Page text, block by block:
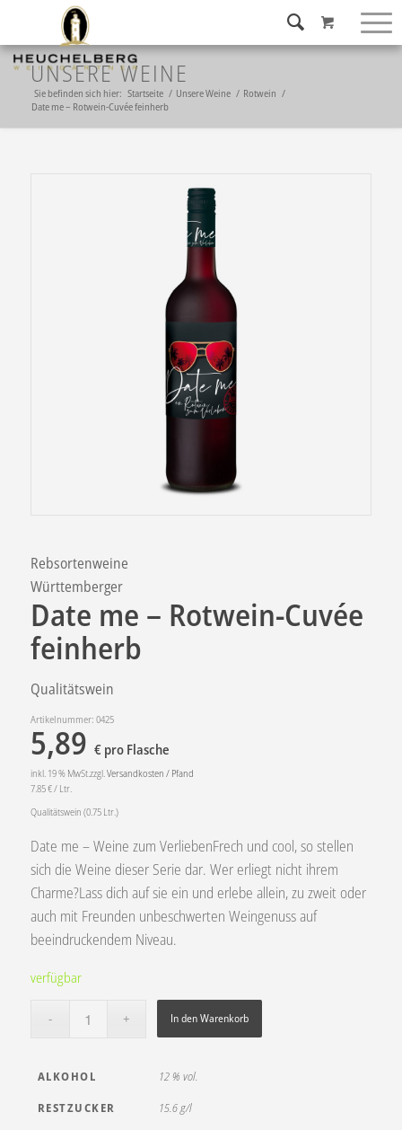
UNSERE WEINE
Sie befinden sich hier: Startseite / Unsere Weine / Rotwein /
Date me – Rotwein-Cuvée feinherb
Rebsortenweine
Württemberger
Date me – Rotwein-Cuvée
feinherb
Qualitätswein
Artikelnummer: 0425
5,89 €pro Flasche
inkl. 19 % MwSt.zzgl. Versandkosten / Pfand
7.85€/ Ltr.
Qualitätswein (0.75 Ltr.)
Date me – Weine zum VerliebenFrech und cool, so stellen
sich die Weine dieser Serie dar. Wer erliegt nicht ihrem
Charme?Lass dich auf sie ein und erlebe allein, zu zweit oder
auch mit Freunden unbeschwerten Weingenuss auf
beeindruckendem Niveau.
verfügbar
In den Warenkorb
ALKOHOL
12 % vol.
RESTZUCKER
15.6 g/l